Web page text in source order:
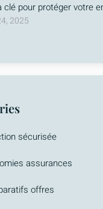
clé pour protéger votre
2025
sécurisée
assurances
offres